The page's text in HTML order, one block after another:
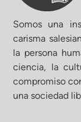
Somos una
carisma
la persona
ciencia, la
compromiso
una sociedad